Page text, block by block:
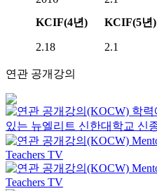
KCIF(4년)
KCIF(5년)
2.18 2.1
연관 공개강의
학력
있는 뉴엘리트 신한대학교 신
Teachers TV
Teachers TV